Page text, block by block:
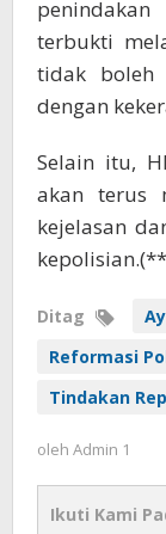
terbukti
tidak boleh
dengan
Selain itu,
akan terus
kejelasan
Ditag
Reformasi
Tindakan
oleh Admin 1
Ikuti Kami